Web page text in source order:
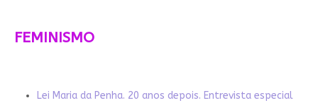
FEMINISMO
Lei Maria da Penha. 20 anos depois. Entrevista especial